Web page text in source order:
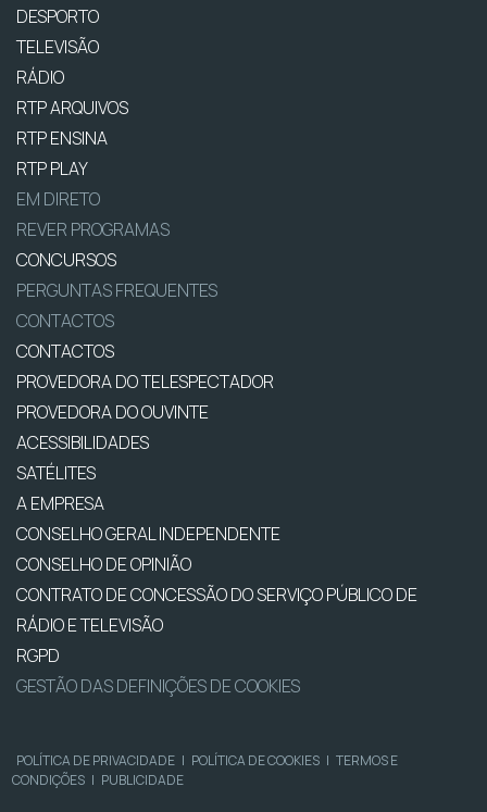
DESPORTO
TELEVISÃO
RÁDIO
RTP ARQUIVOS
RTP ENSINA
RTP PLAY
EM DIRETO
REVER PROGRAMAS
CONCURSOS
PERGUNTAS FREQUENTES
CONTACTOS
CONTACTOS
PROVEDORA DO TELESPECTADOR
PROVEDORA DO OUVINTE
ACESSIBILIDADES
SATÉLITES
A EMPRESA
CONSELHO GERAL INDEPENDENTE
CONSELHO DE OPINIÃO
CONTRATO DE CONCESSÃO DO SERVIÇO PÚBLICO DE
RÁDIO E TELEVISÃO
RGPD
GESTÃO DAS DEFINIÇÕES DE COOKIES
POLÍTICA DE PRIVACIDADE | POLÍTICA DE COOKIES | TERMOS E
CONDIÇÕES | PUBLICIDADE